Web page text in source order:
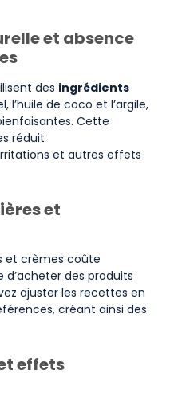
et absence
des ingrédients
l’huile de coco et l’argile,
Cette
réduit
et autres effets
et
et crèmes coûte
des produits
ajuster les recettes en
créant ainsi des
effets